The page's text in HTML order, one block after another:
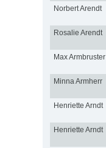
Norbert Arendt
Rosalie Arendt
Max Armbruster
Minna Armherr
Henriette Arndt
Henriette Arndt